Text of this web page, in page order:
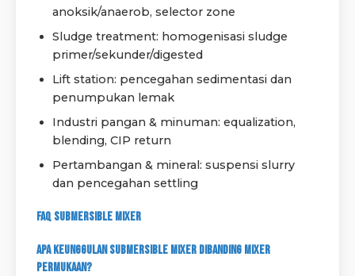
anoksik/anaerob, selector zone
Sludge treatment: homogenisasi sludge
primer/sekunder/digested
Lift station: pencegahan sedimentasi dan
penumpukan lemak
Industri pangan & minuman: equalization,
blending, CIP return
Pertambangan & mineral: suspensi slurry
dan pencegahan settling
FAQ Submersible Mixer
Apa keunggulan Submersible Mixer dibanding mixer
permukaan?